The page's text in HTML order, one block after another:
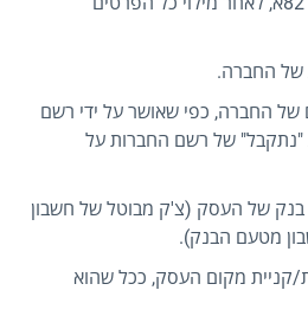
של החברה.
של החברה, כפי שאושר על ידי רשם
"נתקבל" של רשם החברות על
בנק של העסק (צ'ק מבוטל של חשבון
מטעם הבנק).
קניית מקום העסק, ככל שהוא